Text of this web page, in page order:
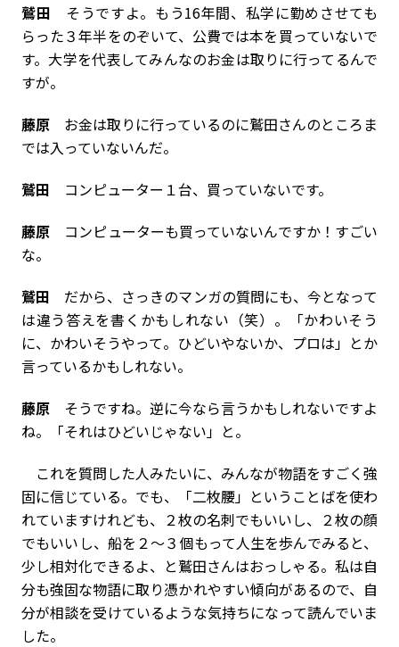
鷲田 そうですよ。もう16年間、私学に勤めさせても
らった３年半をのぞいて、公費では本を買っていないで
す。大学を代表してみんなのお金は取りに行ってるんで
すが。
藤原 お金は取りに行っているのに鷲田さんのところま
では入っていないんだ。
鷲田 コンピューター１台、買っていないです。
藤原 コンピューターも買っていないんですか！すごい
な。
鷲田 だから、さっきのマンガの質問にも、今となって
は違う答えを書くかもしれない（笑）。「かわいそう
に、かわいそうやって。ひどいやないか、プロは」とか
言っているかもしれない。
藤原 そうですね。逆に今なら言うかもしれないですよ
ね。「それはひどいじゃない」と。
これを質問した人みたいに、みんなが物語をすごく強
固に信じている。でも、「二枚腰」ということばを使わ
れていますけれども、２枚の名刺でもいいし、２枚の顔
でもいいし、船を２～３個もって人生を歩んでみると、
少し相対化できるよ、と鷲田さんはおっしゃる。私は自
分も強固な物語に取り憑かれやすい傾向があるので、自
分が相談を受けているような気持ちになって読んでいま
した。